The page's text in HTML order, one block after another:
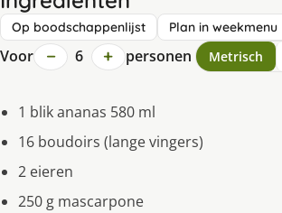
Op boodschappenlijst Plan in weekmenu
Voor − 6 + personen Metrisch
1 blik ananas 580 ml
16 boudoirs (lange vingers)
2 eieren
250 g mascarpone